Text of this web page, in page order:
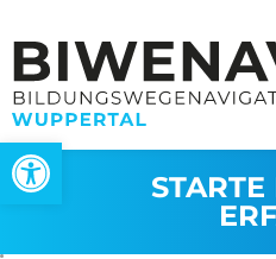
Werkzeugleiste öffnen